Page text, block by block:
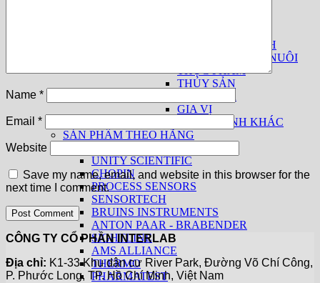
THIẾT BỊ THEO NGÀNH
THỨC ĂN CHĂN NUÔI
THỰC PHẨM
THỦY SẢN
GIA VỊ
CÁC NGÀNH KHÁC
SẢN PHẨM THEO HÃNG
UNITY SCIENTIFIC
CHOPIN
PROCESS SENSORS
SENSORTECH
BRUINS INSTRUMENTS
ANTON PAAR - BRABENDER
SIGHTLINE
AMS ALLIANCE
THERMO
PHARMATEST
Name *
Email *
Website
Save my name, email, and website in this browser for the
next time I comment.
CÔNG TY CỔ PHẦN INTERLAB
Địa chỉ: K1-33 Khu dân cư River Park, Đường Võ Chí Công,
P. Phước Long, TP. Hồ Chí Minh, Việt Nam